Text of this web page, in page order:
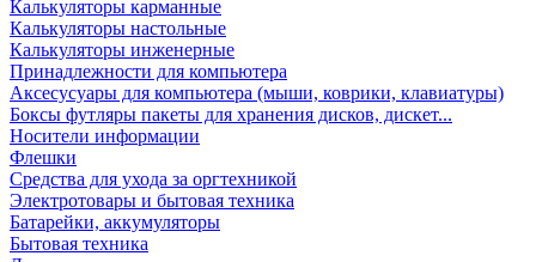
Калькуляторы карманные
Калькуляторы настольные
Калькуляторы инженерные
Принадлежности для компьютера
Аксесусуары для компьютера (мыши, коврики, клавиатуры)
Боксы футляры пакеты для хранения дисков, дискет...
Носители информации
Флешки
Средства для ухода за оргтехникой
Электротовары и бытовая техника
Батарейки, аккумуляторы
Бытовая техника